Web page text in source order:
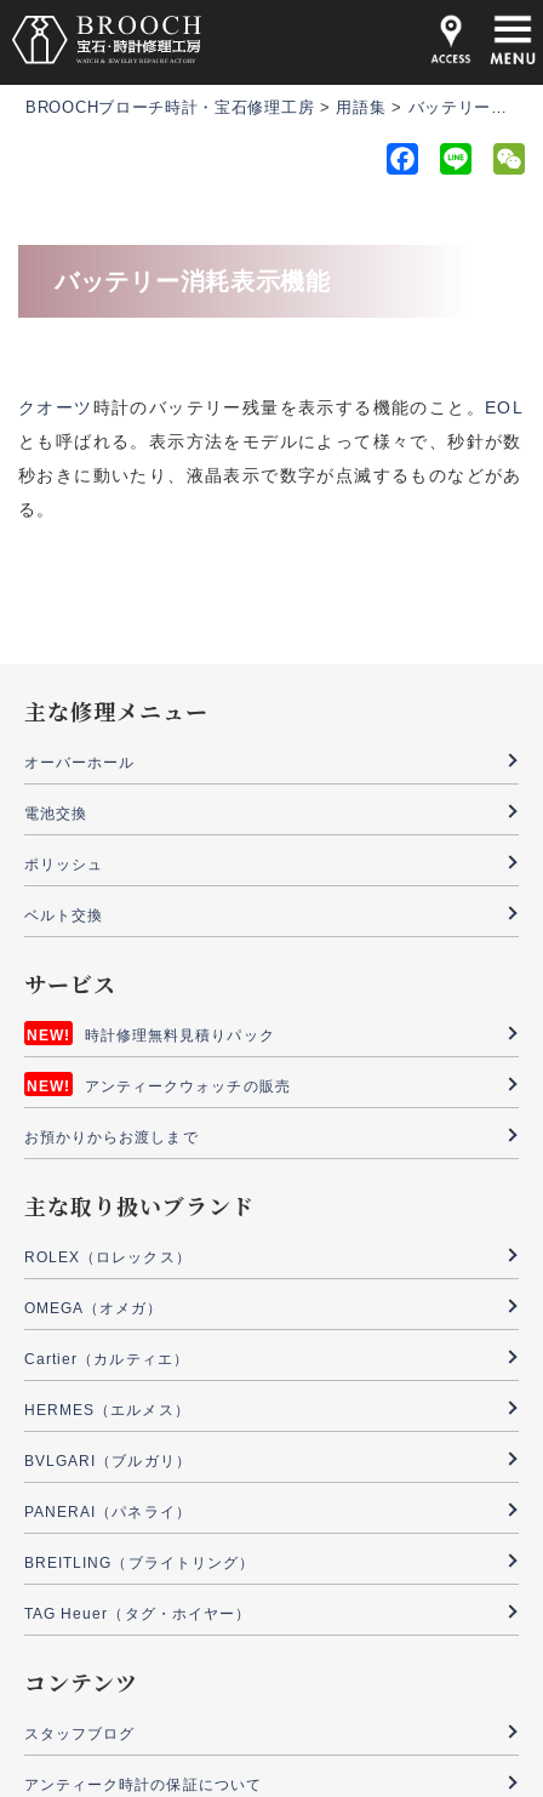
BROOCHブローチ時計・宝石修理工房 > 用語集 > バッテリー消耗表示機能
バッテリー消耗表示機能
クオーツ時計のバッテリー残量を表示する機能のこと。 EOL
とも呼ばれる。表示方法をモデルによって様々で、秒針が数
秒おきに動いたり、液晶表示で数字が点滅するものなどがあ
る。
主な修理メニュー
オーバーホール
電池交換
ポリッシュ
ベルト交換
サービス
時計修理無料見積りパック
アンティークウォッチの販売
お預かりからお渡しまで
主な取り扱いブランド
ROLEX（ロレックス）
OMEGA（オメガ）
Cartier（カルティエ）
HERMES（エルメス）
BVLGARI（ブルガリ）
PANERAI（パネライ）
BREITLING（ブライトリング）
TAG Heuer（タグ・ホイヤー）
コンテンツ
スタッフブログ
アンティーク時計の保証について